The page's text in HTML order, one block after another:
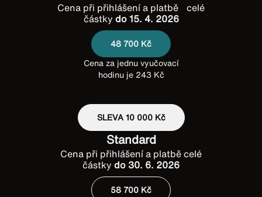
Cena při přihlášení a platbě celé
částky do 15. 4. 2026
48 700 Kč
Cena za jednu vyučovací
hodinu je 243 Kč
SLEVA 10 000 Kč
Standard
Cena při přihlášení a platbě celé
částky do 30. 6. 2026
58 700 Kč